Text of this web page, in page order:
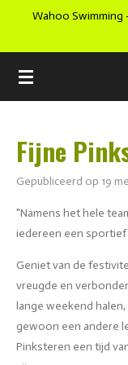
de
hoofdinhoud
Wahoo Swimming
Fijne
Gepubliceerd op 19
"Namens het hele
iedereen een sportief
Geniet van de
vreugde en
lange weekend
gewoon een andere
Pinksteren een tijd